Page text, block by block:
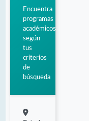
Encuentra
programas
académicos
según
tus
criterios
de
búsqueda